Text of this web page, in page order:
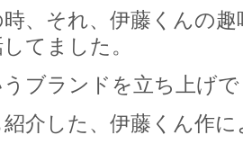
、それ、伊藤くんの
てました。
うブランドを立ち上げ
介した、伊藤くん作